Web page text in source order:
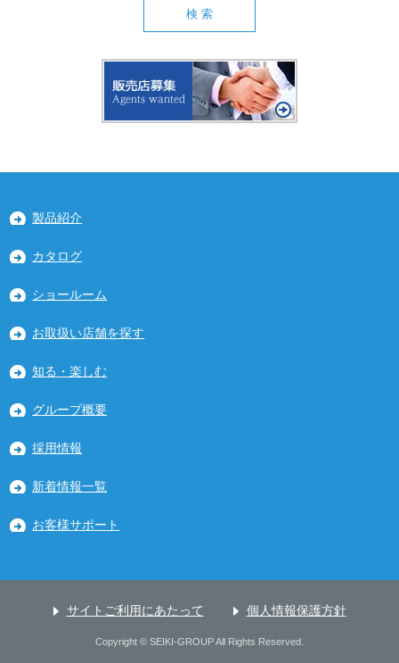
製品紹介
カタログ
ショールーム
お取扱い店舗を探す
知る・楽しむ
グループ概要
採用情報
新着情報一覧
お客様サポート
サイトご利用にあたって 個人情報保護方針
Copyright © SEIKI-GROUP All Rights Reserved.